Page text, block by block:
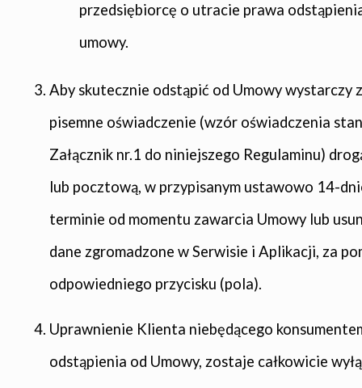
przedsiębiorcę o utracie prawa
umowy.
Aby skutecznie odstąpić od Umowy wystarczy
pisemne oświadczenie (wzór oświadczenia
Załącznik nr.1 do niniejszego Regulaminu)
lub pocztową, w przypisanym ustawowo 14-
terminie od momentu zawarcia Umowy lub
dane zgromadzone w Serwisie i Aplikacji, za
odpowiedniego przycisku (pola).
Uprawnienie Klienta niebędącego
odstąpienia od Umowy, zostaje całkowicie